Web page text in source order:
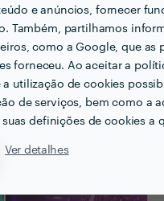
e anúncios, fornecer
Também, partilhamos
como a Google, que as
forneceu. Ao aceitar a
utilização de cookies
de serviços, bem como a
definições de cookies a
Ver detalhes